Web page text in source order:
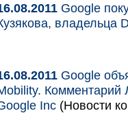
Google
владельца
Google
Комментарий
Inc (Новости